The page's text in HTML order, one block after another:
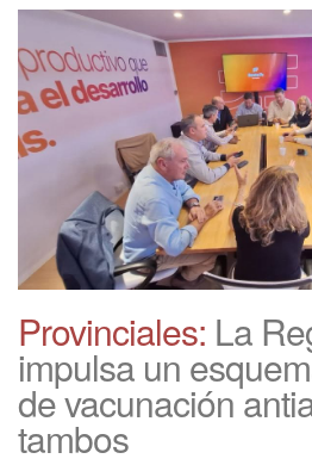
Provinciales: La
impulsa un
de vacunación
tambos